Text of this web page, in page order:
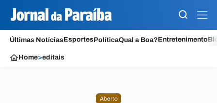
Últimas NotíciasEsportesPolíticaQual a Boa?Entretenimento
Home>editais
Aberto